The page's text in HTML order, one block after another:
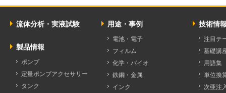
流体分析・実液試験
製品情報
ポンプ
定量ポンプアクセサリー
タンク
用途・事例
電池・電子
フィルム
化学・バイオ
鉄鋼・金属
インク
技術情
注目テ
基礎講
用語集
単位換
次亜注